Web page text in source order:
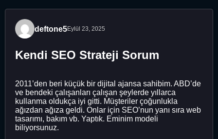
deftone5Eylül 23, 2025
Kendi SEO Strateji Sorum
2011’den beri küçük bir dijital ajansa sahibim. ABD’de
ve bendeki çalışanları çalışan şeylerde yıllarca
kullanma oldukça iyi gitti. Müşteriler çoğunlukla
ağızdan ağıza geldi. Onlar için SEO’nun yanı sıra web
tasarımı, bakım vb. Yaptık. Eminim modeli
biliyorsunuz.